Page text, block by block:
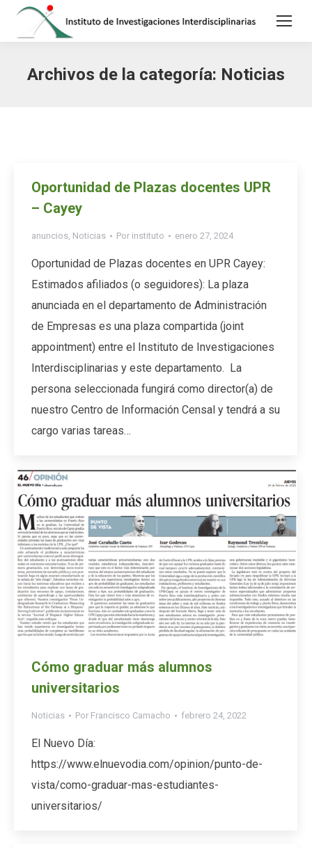
Archivos de la categoría: Noticias
Oportunidad de Plazas docentes UPR
– Cayey
anuncios, Noticias Por instituto enero 27, 2024
Oportunidad de Plazas docentes en UPR Cayey:
Estimados afiliados (o seguidores): La plaza
anunciada en el departamento de Administración
de Empresas es una plaza compartida (joint
appointment) entre el Instituto de Investigaciones
Interdisciplinarias y este departamento. La
persona seleccionada fungirá como director(a) de
nuestro Centro de Información Censal y tendrá a su
cargo varias tareas…
Cómo graduar más alumnos
universitarios
Noticias Por Francisco Camacho febrero 24, 2022
El Nuevo Día:
https://www.elnuevodia.com/opinion/punto-de-
vista/como-graduar-mas-estudiantes-
universitarios/